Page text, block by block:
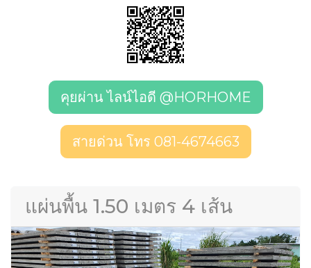
คุยผ่าน ไลน์ไอดี @HORHOME
สายด่วน โทร 081-4674663
แผ่นพื้น 1.50 เมตร 4 เส้น